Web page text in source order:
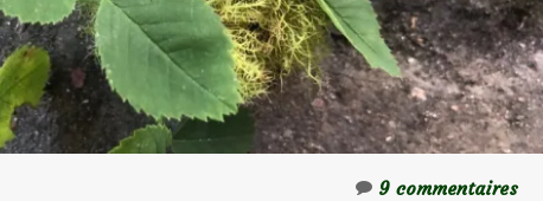
9 commentaires